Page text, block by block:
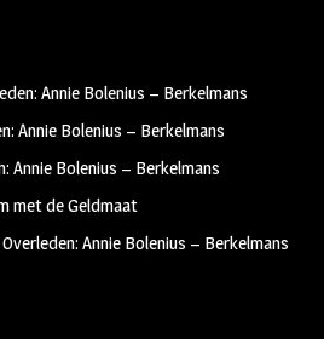
Annie Bolenius – Berkelmans
Annie Bolenius – Berkelmans
Annie Bolenius – Berkelmans
met de Geldmaat
Overleden: Annie Bolenius – Berkelmans